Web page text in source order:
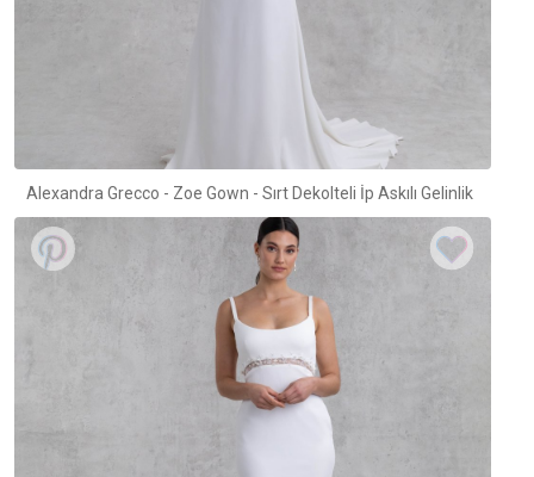
Alexandra Grecco - Zoe Gown - Sırt Dekolteli İp Askılı Gelinlik